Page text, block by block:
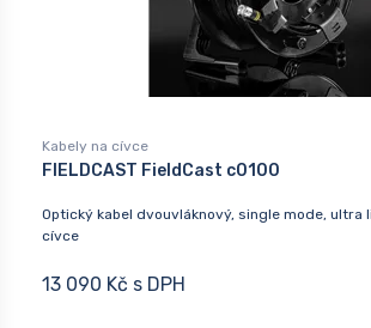
Kabely na cívce
FIELDCAST FieldCast c0100
Optický kabel dvouvláknový, single mode, ultra
cívce
13 090 Kč s DPH